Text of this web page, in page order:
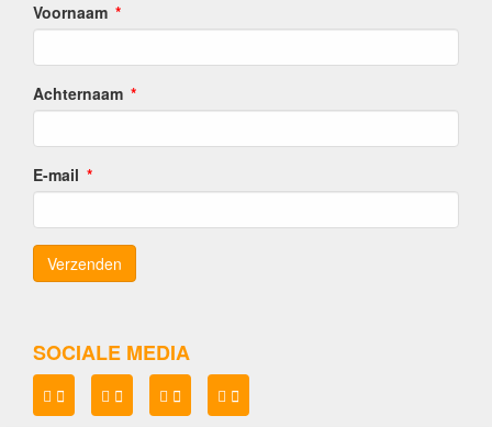
Voornaam
Achternaam
E-mail
SOCIALE MEDIA